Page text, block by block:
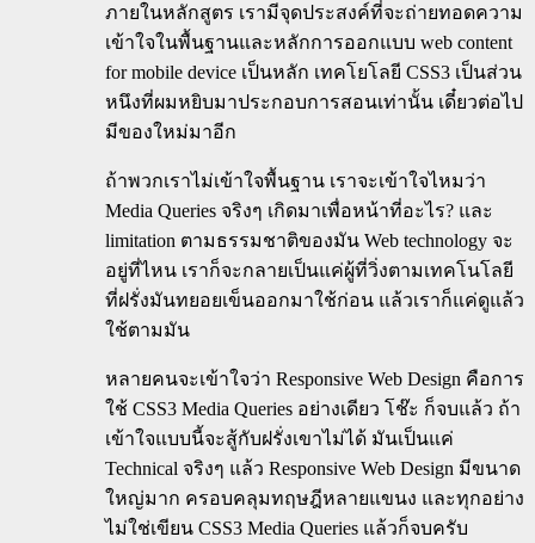
ภายในหลักสูตร เรามีจุดประสงค์ที่จะถ่ายทอดความ
เข้าใจในพื้นฐานและหลักการออกแบบ web content
for mobile device เป็นหลัก เทคโยโลยี CSS3 เป็นส่วน
หนึงที่ผมหยิบมาประกอบการสอนเท่านั้น เดี๋ยวต่อไป
มีของใหม่มาอีก
ถ้าพวกเราไม่เข้าใจพื้นฐาน เราจะเข้าใจไหมว่า
Media Queries จริงๆ เกิดมาเพื่อหน้าที่อะไร? และ
limitation ตามธรรมชาติของมัน Web technology จะ
อยู่ที่ไหน เราก็จะกลายเป็นแค่ผู้ที่วิ่งตามเทคโนโลยี
ที่ฝรั่งมันทยอยเข็นออกมาใช้ก่อน แล้วเราก็แค่ดูแล้ว
ใช้ตามมัน
หลายคนจะเข้าใจว่า Responsive Web Design คือการ
ใช้ CSS3 Media Queries อย่างเดียว โช๊ะ ก็จบแล้ว ถ้า
เข้าใจแบบนี้จะสู้กับฝรั่งเขาไม่ได้ มันเป็นแค่
Technical จริงๆ แล้ว Responsive Web Design มีขนาด
ใหญ่มาก ครอบคลุมทฤษฎีหลายแขนง และทุกอย่าง
ไม่ใช่เขียน CSS3 Media Queries แล้วก็จบครับ